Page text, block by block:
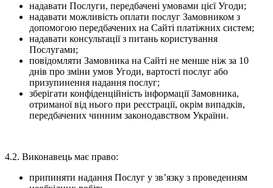
надавати Послуги, передбачені умовами цієї Угоди;
надавати можливість оплати послуг Замовником з
допомогою передбачених на Сайті платіжних систем;
надавати консультації з питань користування
Послугами;
повідомляти Замовника на Сайті не менше ніж за 10
днів про зміни умов Угоди, вартості послуг або
призупинення надання послуг;
зберігати конфіденційність інформації Замовника,
отриманої від нього при реєстрації, окрім випадків,
передбачених чинним законодавством України.
4.2. Виконавець має право:
припиняти надання Послуг у зв’язку з проведенням